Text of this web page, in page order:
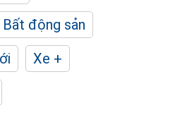
Bất động sản
Xe +